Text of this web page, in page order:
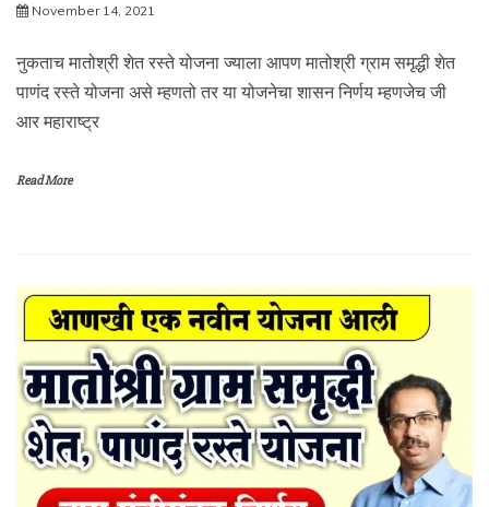
November 14, 2021
नुकताच मातोश्री शेत रस्ते योजना ज्याला आपण मातोश्री ग्राम समृद्धी शेत
पाणंद रस्ते योजना असे म्हणतो तर या योजनेचा शासन निर्णय म्हणजेच जी
आर महाराष्ट्र
Read More